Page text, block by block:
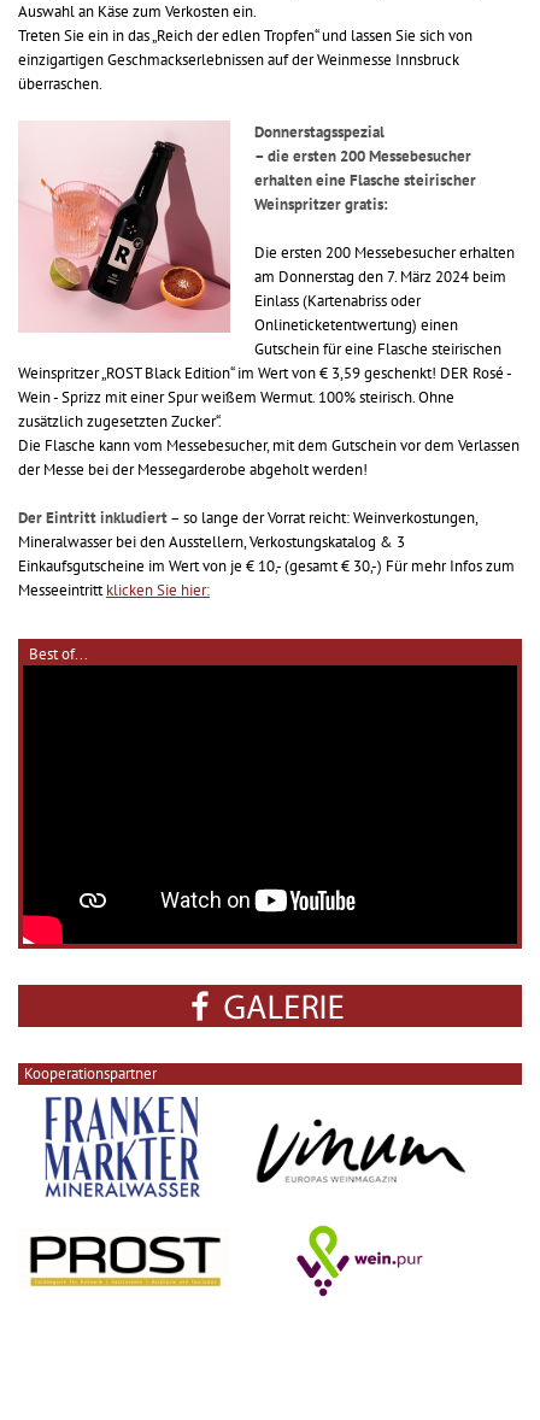
Auswahl an Käse zum Verkosten ein.
Treten Sie ein in das „Reich der edlen Tropfen“ und lassen Sie sich von
einzigartigen Geschmackserlebnissen auf der Weinmesse Innsbruck
überraschen.
Donnerstagsspezial
– die ersten 200 Messebesucher
erhalten eine Flasche steirischer
Weinspritzer gratis:
Die ersten 200 Messebesucher erhalten
am Donnerstag den 7. März 2024 beim
Einlass (Kartenabriss oder
Onlineticketentwertung) einen
Gutschein für eine Flasche steirischen
Weinspritzer „ROST Black Edition“ im Wert von € 3,59 geschenkt! DER Rosé -
Wein - Sprizz mit einer Spur weißem Wermut. 100% steirisch. Ohne
zusätzlich zugesetzten Zucker“.
Die Flasche kann vom Messebesucher, mit dem Gutschein vor dem Verlassen
der Messe bei der Messegarderobe abgeholt werden!
Der Eintritt inkludiert– so lange der Vorrat reicht: Weinverkostungen,
Mineralwasser bei den Ausstellern, Verkostungskatalog & 3
Einkaufsgutscheine im Wert von je € 10,- (gesamt € 30,-) Für mehr Infos zum
Messeeintrittklicken Sie hier:
Best of...
Kooperationspartner